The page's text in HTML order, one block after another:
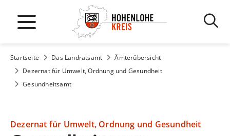
Startseite Das Landratsamt
Ämterübersicht
Dezernat für Umwelt, Ordnung und Gesundheit
Gesundheitsamt
Dezernat für Umwelt, Ordnung und Gesundheit